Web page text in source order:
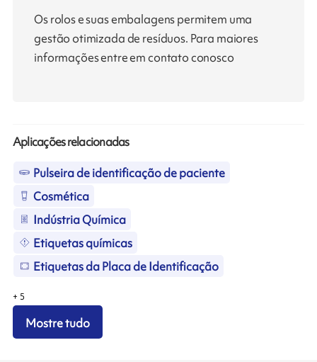
Os rolos e suas embalagens permitem uma
gestão otimizada de resíduos. Para maiores
informações entre em contato conosco
Aplicações relacionadas
Pulseira de identificação de paciente
Cosmética
Indústria Química
Etiquetas químicas
Etiquetas da Placa de Identificação
+ 5
Mostre tudo